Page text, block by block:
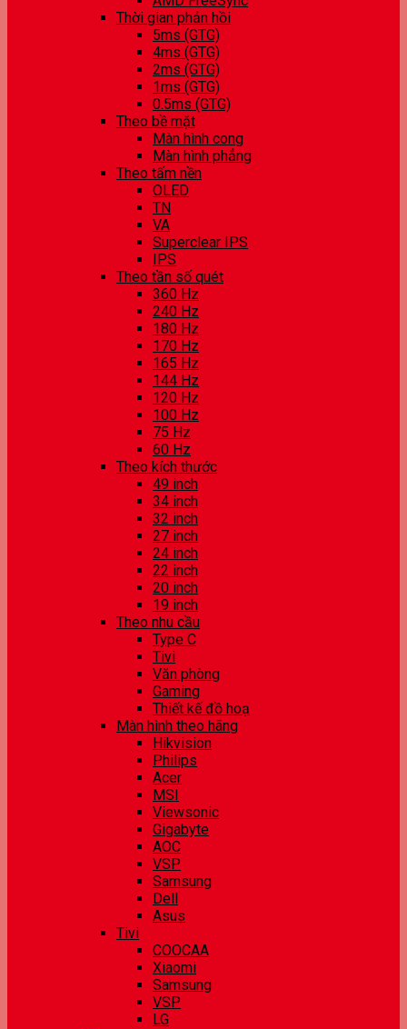
Thời gian phản hồi
5ms (GTG)
4ms (GTG)
2ms (GTG)
1ms (GTG)
0.5ms (GTG)
Theo bề mặt
Màn hình cong
Màn hình phẳng
Theo tấm nền
OLED
TN
VA
Superclear IPS
IPS
Theo tần số quét
360 Hz
240 Hz
180 Hz
170 Hz
165 Hz
144 Hz
120 Hz
100 Hz
75 Hz
60 Hz
Theo kích thước
49 inch
34 inch
32 inch
27 inch
24 inch
22 inch
20 inch
19 inch
Theo nhu cầu
Type C
Tivi
Văn phòng
Gaming
Thiết kế đồ hoạ
Màn hình theo hãng
Hikvision
Philips
Acer
MSI
Viewsonic
Gigabyte
AOC
VSP
Samsung
Dell
Asus
Tivi
COOCAA
Xiaomi
Samsung
VSP
LG